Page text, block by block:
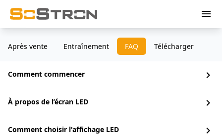
menu
Après vente Entraînement FAQ Télécharger
Comment commencer chevron_right
À propos de l’écran LED chevron_right
Comment choisir l'affichage LED chevron_right